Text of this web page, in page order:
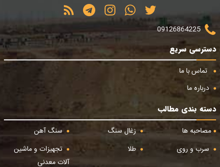
09126864225
دسترسی سریع
تماس با ما
درباره ما
دسته بندی مطالب
مصاحبه ها
زغال سنگ
سنگ آهن
سرب و روی
طلا
تجهیزات و ماشین
آلات معدنی